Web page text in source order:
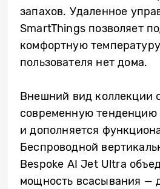
запахов. Удаленное
SmartThings позволяет
комфортную
пользователя нет дома.
Внешний вид коллекции
современную
и дополняется
Беспроводной
Bespoke AI Jet Ultra
мощность всасывания —